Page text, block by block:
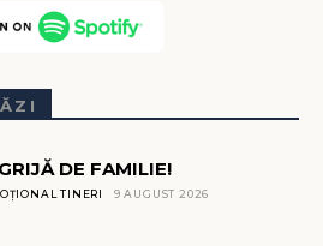
DE FAMILIE!
TINERI 9 AUGUST 2026